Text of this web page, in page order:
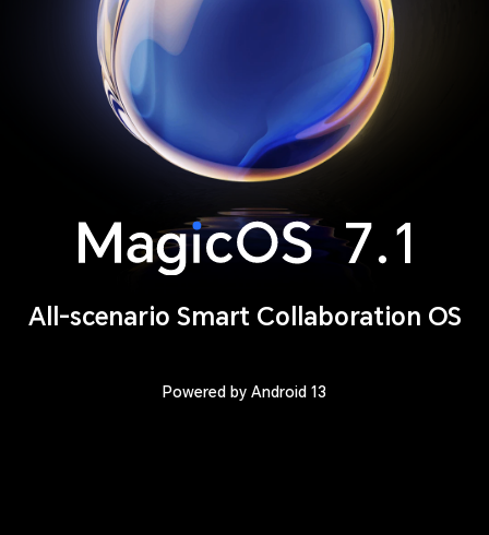
All-scenario Smart Collaboration OS
Powered by Android 13